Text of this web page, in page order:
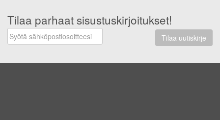
Tilaa parhaat sisustuskirjoitukset!
Tilaa uutiskirje